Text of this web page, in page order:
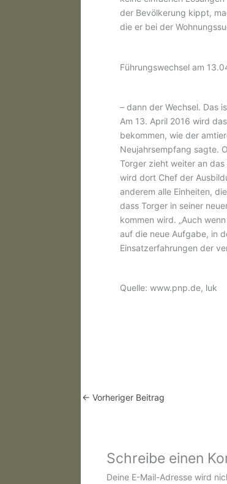
der Bevölkerung kippt,
die er bei der
Führungswechsel am
– dann der Wechsel. Das
Am 13. April 2016 wird
bekommen, wie der
Neujahrsempfang sagte.
Torger zieht weiter an
wird dort Chef der
anderem alle Einheiten,
dass Torger in seiner
kommen wird. „Auch
auf die neue Aufgabe, in
Einsatzerfahrungen der
Quelle: www.pnp.de, luk
← Vorheriger Beitrag
Schreibe einen
Deine E-Mail-Adresse wird